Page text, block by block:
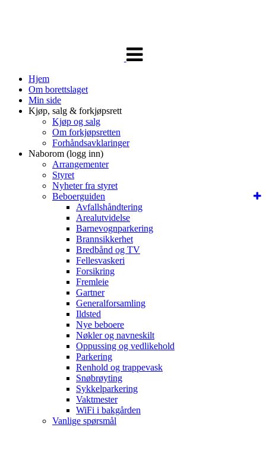
navigasjon
Hjem
Om borettslaget
Min side
Kjøp, salg & forkjøpsrett
Kjøp og salg
Om forkjøpsretten
Forhåndsavklaringer
Naborom (logg inn)
Arrangementer
Styret
Nyheter fra styret
Beboerguiden
Avfallshåndtering
Arealutvidelse
Barnevognparkering
Brannsikkerhet
Bredbånd og TV
Fellesvaskeri
Forsikring
Fremleie
Gartner
Generalforsamling
Ildsted
Nye beboere
Nøkler og navneskilt
Oppussing og vedlikehold
Parkering
Renhold og trappevask
Snøbrøyting
Sykkelparkering
Vaktmester
WiFi i bakgården
Vanlige spørsmål